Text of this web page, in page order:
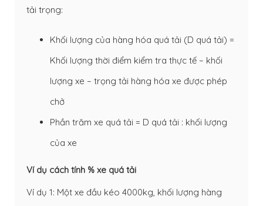
tải trọng:
Khối lượng của hàng hóa quá tải (D quá tải) =
Khối lượng thời điểm kiểm tra thực tế – khối
lượng xe – trọng tải hàng hóa xe được phép
chở
Phần trăm xe quá tải = D quá tải : khối lượng
của xe
Ví dụ cách tính % xe quá tải
Ví dụ 1: Một xe đầu kéo 4000kg, khối lượng hàng